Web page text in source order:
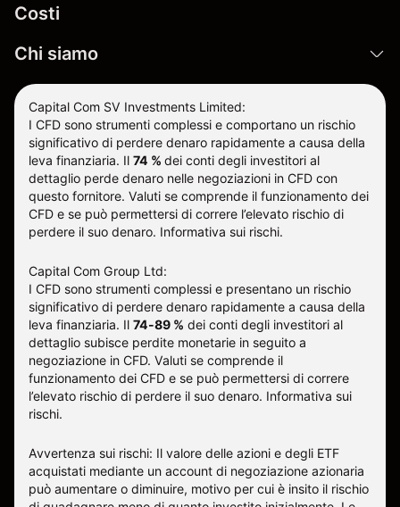
Costi
Chi siamo
Capital Com SV Investments Limited:
I CFD sono strumenti complessi e comportano un rischio
significativo di perdere denaro rapidamente a causa della
leva finanziaria. Il 74 % dei conti degli investitori al
dettaglio perde denaro nelle negoziazioni in CFD con
questo fornitore. Valuti se comprende il funzionamento dei
CFD e se può permettersi di correre l’elevato rischio di
perdere il suo denaro. Informativa sui rischi.
Capital Com Group Ltd:
I CFD sono strumenti complessi e presentano un rischio
significativo di perdere denaro rapidamente a causa della
leva finanziaria. Il 74-89 % dei conti degli investitori al
dettaglio subisce perdite monetarie in seguito a
negoziazione in CFD. Valuti se comprende il
funzionamento dei CFD e se può permettersi di correre
l’elevato rischio di perdere il suo denaro. Informativa sui
rischi.
Avvertenza sui rischi: Il valore delle azioni e degli ETF
acquistati mediante un account di negoziazione azionaria
può aumentare o diminuire, motivo per cui è insito il rischio